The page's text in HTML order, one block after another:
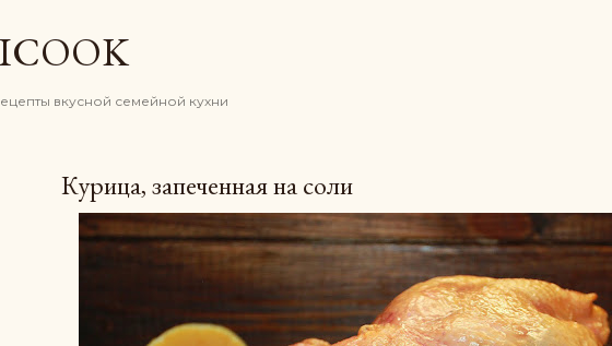
вкусной семейной кухни
Курица, запеченная на соли